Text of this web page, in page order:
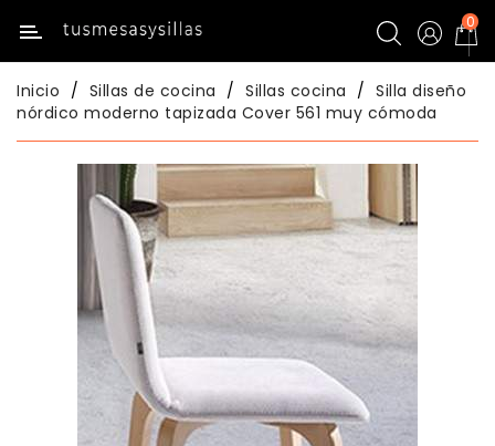
Categoría
Inicio
Mesas
0
Inicio Sillas de cocina Sillas cocina
Silla diseño
nórdico moderno tapizada Cover 561 muy cómoda